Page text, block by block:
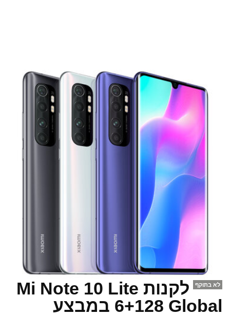
לא בתוקף
לקנות Mi Note 10 Lite
6+128 Global במבצע